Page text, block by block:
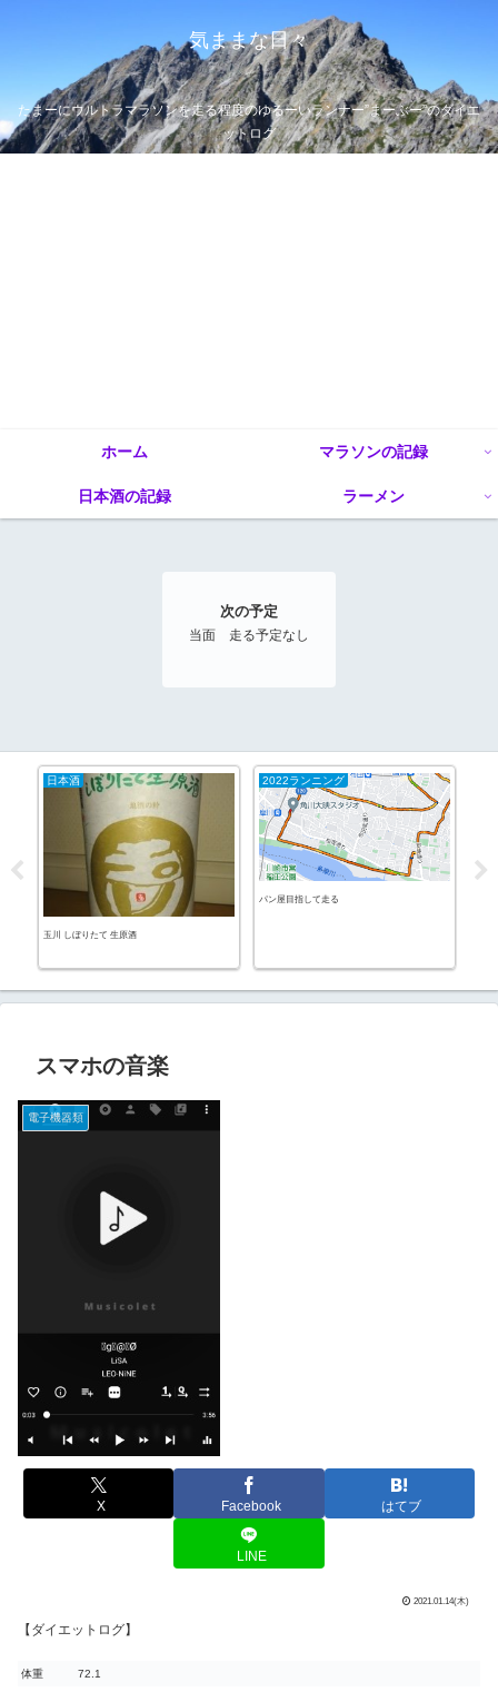
気ままな日々
たまーにウルトラマラソンを走る程度のゆるーいランナー”まーぶー”のダイエ
ットログ
ホーム マラソンの記録
日本酒の記録 ラーメン
次の予定
当面 走る予定なし
日本酒
玉川 しぼりたて 生原酒
2022ランニング
パン屋目指して走る
スマホの音楽
電子機器類
X Facebook はてブ
LINE
2021.01.14(木)
【ダイエットログ】
体重 72.1